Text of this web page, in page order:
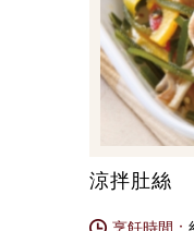
涼拌肚絲